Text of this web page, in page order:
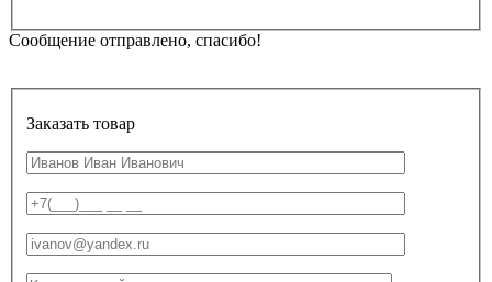
Сообщение отправлено, спасибо!
Заказать товар